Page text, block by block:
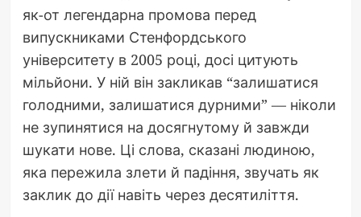
як-от легендарна промова перед
випускниками Стенфордського
університету в 2005 році, досі цитують
мільйони. У ній він закликав “залишатися
голодними, залишатися дурними” — ніколи
не зупинятися на досягнутому й завжди
шукати нове. Ці слова, сказані людиною,
яка пережила злети й падіння, звучать як
заклик до дії навіть через десятиліття.